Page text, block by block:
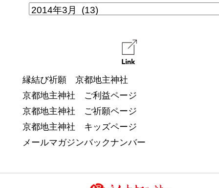
縁結び祈願 京都地主神社
京都地主神社 ご利益ページ
京都地主神社 ご祈願ページ
京都地主神社 キッズページ
メールマガジンバックナンバー